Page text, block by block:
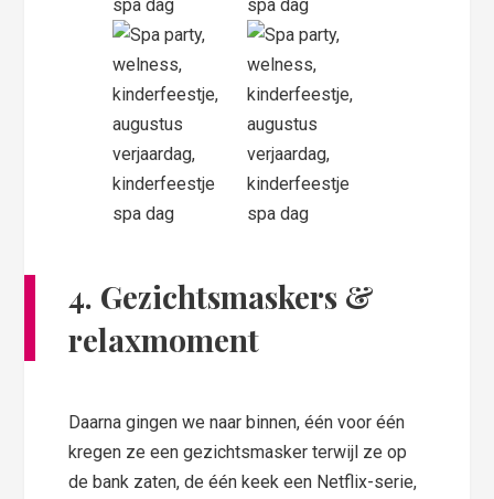
4. Gezichtsmaskers &
relaxmoment
Daarna gingen we naar binnen, één voor één
kregen ze een gezichtsmasker terwijl ze op
de bank zaten, de één keek een Netflix-serie,